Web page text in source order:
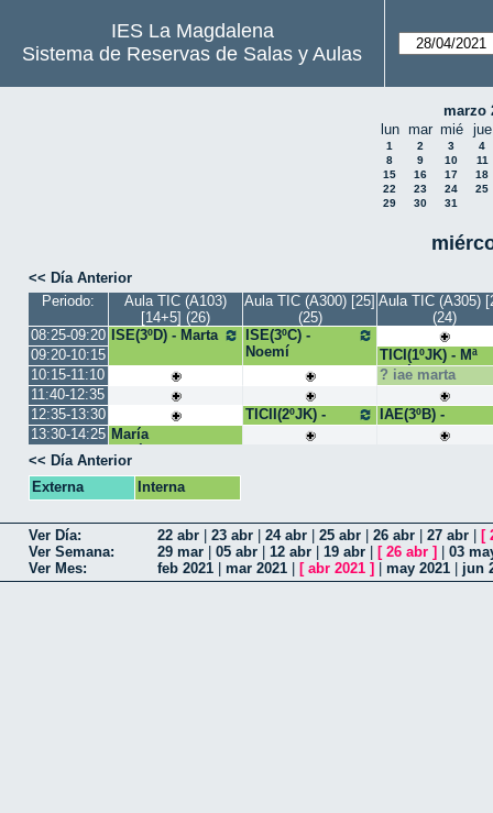
IES La Magdalena
Sistema de Reservas de Salas y Aulas
marzo
lun mar mié jue
1 2 3
4
8
9 10
11
15
16 17
18
22
23 24
25
29
30 31
<< Día Anterior
Periodo:
Aula TIC (A103)
[14+5] (26)
Aula TIC (A300) [25]
(25)
Aula TIC (A305)
(24)
08:25-09:20 ISE(3ºD) - Marta
ISE(3ºC) -
Noemí
09:20-10:15
TICI(1ºJK) - Mª
José Bango
10:15-11:10
iae marta
11:40-12:35
12:35-13:30
TICII(2ºJK) -
Juan Pedro
IAE(3ºB) -
13:30-14:25 María
José_2ºD_tecno
<< Día Anterior
Externa
Interna
Ver Día: 22 abr 23 abr 24 abr 25 abr 26 abr 27 abr [
Ver Semana:
29 mar 05 abr 12 abr 19 abr [ 26 abr ]
03
Ver Mes:
feb 2021 mar 2021 [ abr 2021 ] may 2021 jun